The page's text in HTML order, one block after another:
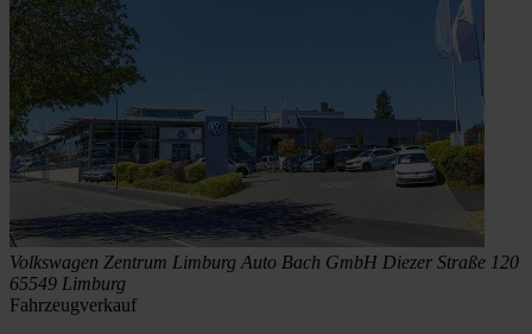
Volkswagen Zentrum Limburg Auto Bach GmbH Diezer Straße 120
65549 Limburg
Fahrzeugverkauf